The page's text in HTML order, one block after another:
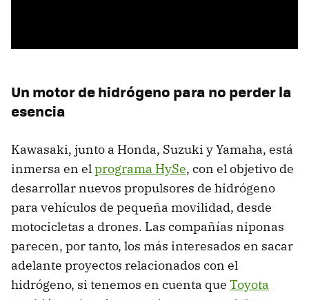
Un motor de hidrógeno para no perder la
esencia
Kawasaki, junto a Honda, Suzuki y Yamaha, está
inmersa en elprograma HySe, con el objetivo de
desarrollar nuevos propulsores de hidrógeno
para vehículos de pequeña movilidad, desde
motocicletas a drones. Las compañías niponas
parecen, por tanto, los más interesados en sacar
adelante proyectos relacionados con el
hidrógeno, si tenemos en cuenta que Toyota